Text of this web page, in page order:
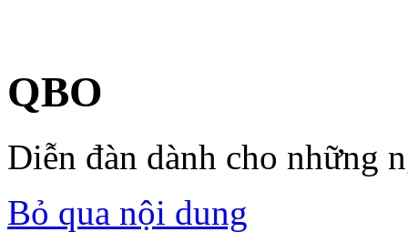
QBO
Diễn đàn dành cho những
Bỏ qua nội dung